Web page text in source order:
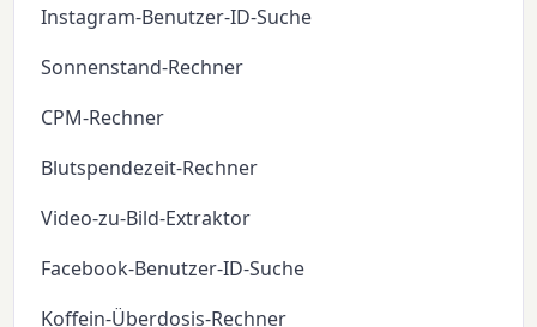
Instagram-Benutzer-ID-Suche
Sonnenstand-Rechner
CPM-Rechner
Blutspendezeit-Rechner
Video-zu-Bild-Extraktor
Facebook-Benutzer-ID-Suche
Koffein-Überdosis-Rechner